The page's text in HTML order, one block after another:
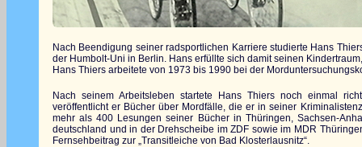
Nach Beendigung seiner radsportlichen Karriere studierte Hans
der Humbolt-Uni in Berlin. Hans erfüllte sich damit seinen
Hans Thiers arbeitete von 1973 bis 1990 bei der
Nach seinem Arbeitsleben startete Hans Thiers noch einmal
veröffentlicht er Bücher über Mordfälle, die er in seiner
mehr als 400 Lesungen seiner Bücher in Thüringen, Sachsen-
deutschland und in der Drehscheibe im ZDF sowie im MDR
Fernsehbeitrag zur „Transitleiche von Bad Klosterlausnitz“.